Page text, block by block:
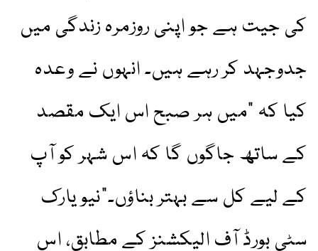
کی جیت ہے جو اپنی روزمرہ زندگی میں
جدوجہد کر رہے ہیں۔ انہوں نے وعدہ
کیا کہ “میں ہر صبح اس ایک مقصد
کے ساتھ جاگوں گا کہ اس شہر کو آپ
کے لیے کل سے بہتر بناؤں۔”نیو یارک
سٹی بورڈ آف الیکشنز کے مطابق، اس